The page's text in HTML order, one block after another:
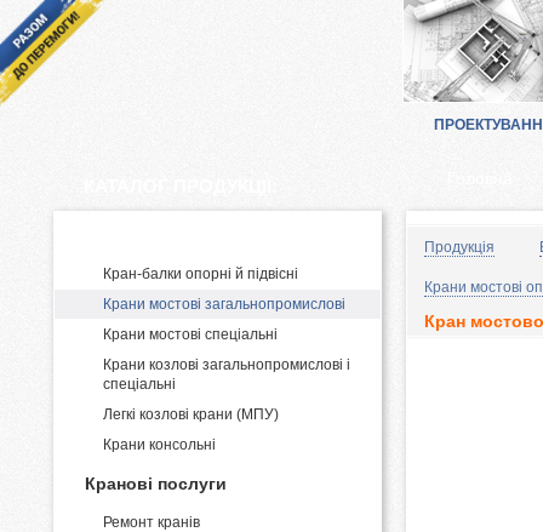
Кран-балки опорні й підвісні
Крани мостові загальнопромислові
Крани мостові спеціальні
Крани козлові загальнопромислові і
спеціальні
Легкі козлові крани (МПУ)
Крани консольні
Кранові послуги
Ремонт кранів
Продукція
Крани мостові
Кран